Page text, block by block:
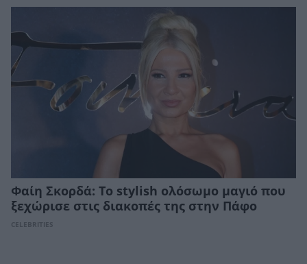
Φαίη Σκορδά: Το stylish ολόσωμο μαγιό που
ξεχώρισε στις διακοπές της στην Πάφο
CELEBRITIES